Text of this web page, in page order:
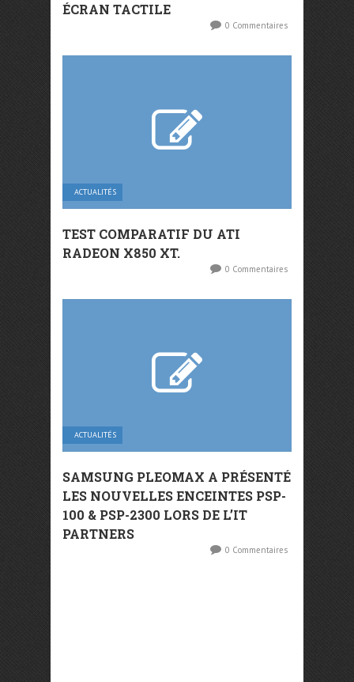
ÉCRAN TACTILE
0 Commentaires
ACTUALITÉS
TEST COMPARATIF DU ATI
RADEON X850 XT.
0 Commentaires
ACTUALITÉS
SAMSUNG PLEOMAX A PRÉSENTÉ
LES NOUVELLES ENCEINTES PSP-
100 & PSP-2300 LORS DE L’IT
PARTNERS
0 Commentaires